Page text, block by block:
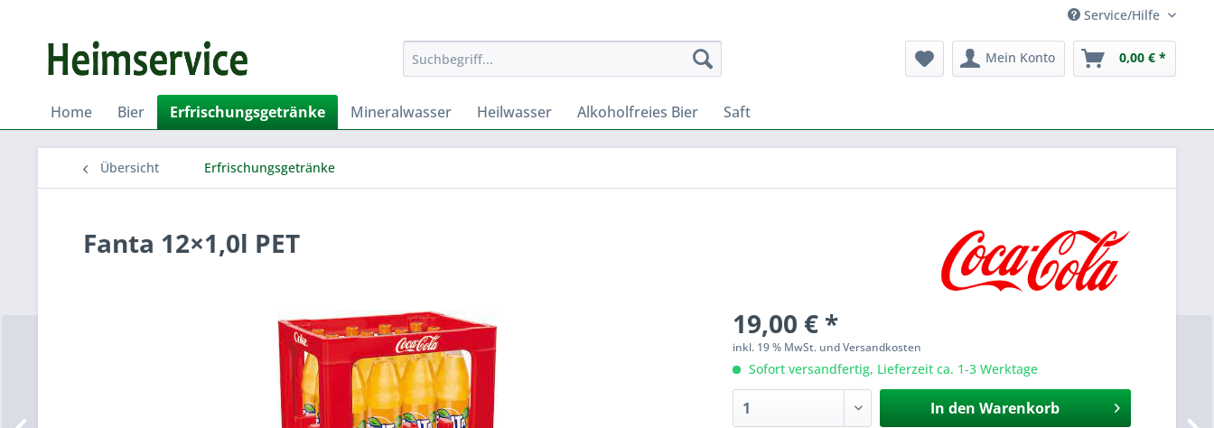
Service/Hilfe
Mein Konto 0,00 € *
Home Bier Erfrischungsgetränke Mineralwasser Heilwasser Alkoholfreies Bier Saft
Übersicht Erfrischungsgetränke
Fanta 12×1,0l PET
19,00 € *
inkl. 19 % MwSt. und Versandkosten
Sofort versandfertig, Lieferzeit ca. 1-3 Werktage
In den Warenkorb